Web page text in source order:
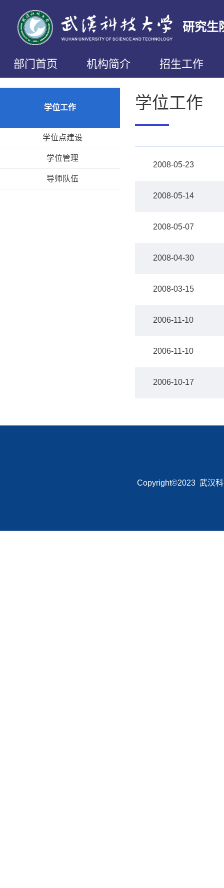
研究生
部门首页 机构简介 招生工作
学位工作
学位点建设
学位管理
导师队伍
学位工作
2008-05-23
2008-05-14
2008-05-07
2008-04-30
2008-03-15
2006-11-10
2006-11-10
2006-10-17
Copyright©2023 武汉